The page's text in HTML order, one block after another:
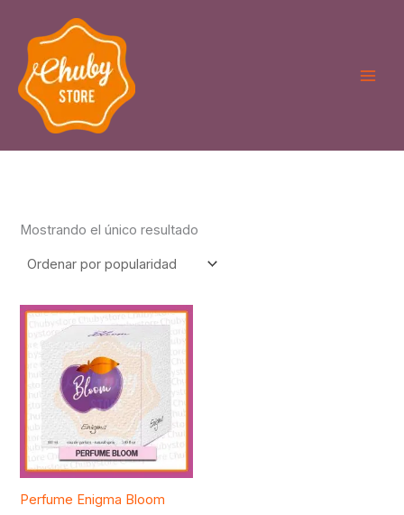
contenido
Mostrando el único resultado
Perfume Enigma Bloom